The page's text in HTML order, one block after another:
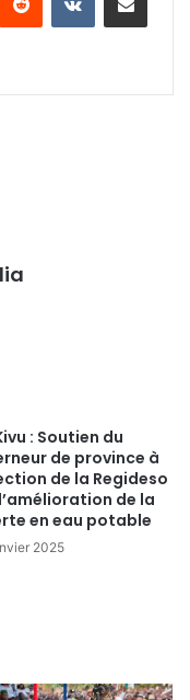
: Soutien du
de province à
de la Regideso
de la
en eau potable
2025